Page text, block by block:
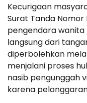
Kecurigaan
Surat Tanda Nomor
pengendara
langsung dari
diperbolehkan
menjalani proses
nasib pengunggah
karena